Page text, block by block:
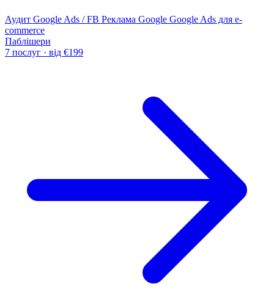
Аудит Google Ads / FB Реклама Google Google Ads для e-
commerce
Паблішери
7 послуг · від €199